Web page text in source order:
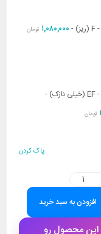
-F (ریز) - ۱,۰۸۰,۰۰۰ تومان
-EF (خیلی نازک) -
تومان
پاک کردن
افزودن به سبد خرید
این محصول رو